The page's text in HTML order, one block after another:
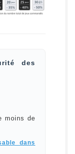
des
moins de
dans